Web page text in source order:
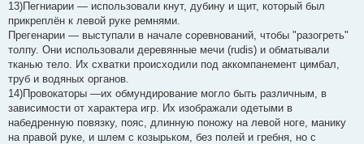
13)Пегниарии — использовали кнут, дубину и щит, который был
прикреплён к левой руке ремнями.
Прегенарии — выступали в начале соревнований, чтобы "разогреть"
толпу. Они использовали деревянные мечи (rudis) и обматывали
тканью тело. Их схватки происходили под аккомпанемент цимбал,
труб и водяных органов.
14)Провокаторы —их обмундирование могло быть различным, в
зависимости от характера игр. Их изображали одетыми в
набедренную повязку, пояс, длинную поножу на левой ноге, манику
на правой руке, и шлем с козырьком, без полей и гребня, но с